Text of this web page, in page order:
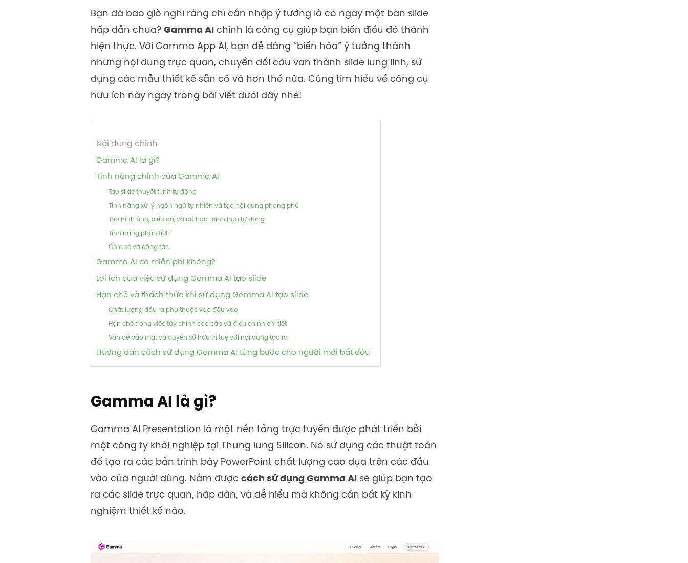
Bạn đã bao giờ nghĩ rằng chỉ cần nhập ý tưởng là có ngay một bản slide
hấp dẫn chưa? Gamma AI chính là công cụ giúp bạn biến điều đó thành
hiện thực. Với Gamma App AI, bạn dễ dàng “biến hóa” ý tưởng thành
những nội dung trực quan, chuyển đổi câu văn thành slide lung linh, sử
dụng các mẫu thiết kế sẵn có và hơn thế nữa. Cùng tìm hiểu về công cụ
hữu ích này ngay trong bài viết dưới đây nhé!
Nội dung chính
Gamma AI là gì?
Tính năng chính của Gamma AI
Tạo slide thuyết trình tự động
Tính năng xử lý ngôn ngữ tự nhiên và tạo nội dung phong phú
Tạo hình ảnh, biểu đồ, và đồ họa minh họa tự động
Tính năng phân tích
Chia sẻ và cộng tác
Gamma AI có miễn phí không?
Lợi ích của việc sử dụng Gamma AI tạo slide
Hạn chế và thách thức khi sử dụng Gamma AI tạo slide
Chất lượng đầu ra phụ thuộc vào đầu vào
Hạn chế trong việc tùy chỉnh cao cấp và điều chỉnh chi tiết
Vấn đề bảo mật và quyền sở hữu trí tuệ với nội dung tạo ra
Hướng dẫn cách sử dụng Gamma AI từng bước cho người mới bắt đầu
Gamma AI là gì?
Gamma AI Presentation là một nền tảng trực tuyến được phát triển bởi
một công ty khởi nghiệp tại Thung lũng Silicon. Nó sử dụng các thuật toán
để tạo ra các bản trình bày PowerPoint chất lượng cao dựa trên các đầu
vào của người dùng. Nắm được cách sử dụng Gamma AI sẽ giúp bạn tạo
ra các slide trực quan, hấp dẫn, và dễ hiểu mà không cần bất kỳ kinh
nghiệm thiết kế nào.